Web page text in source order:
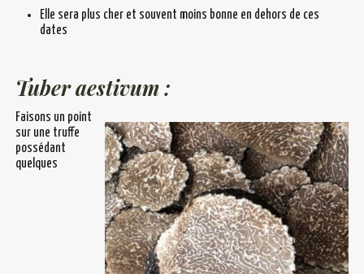
Elle sera plus cher et souvent moins bonne en dehors de ces
dates
Tuber aestivum :
Faisons un point
sur une truffe
possédant
quelques